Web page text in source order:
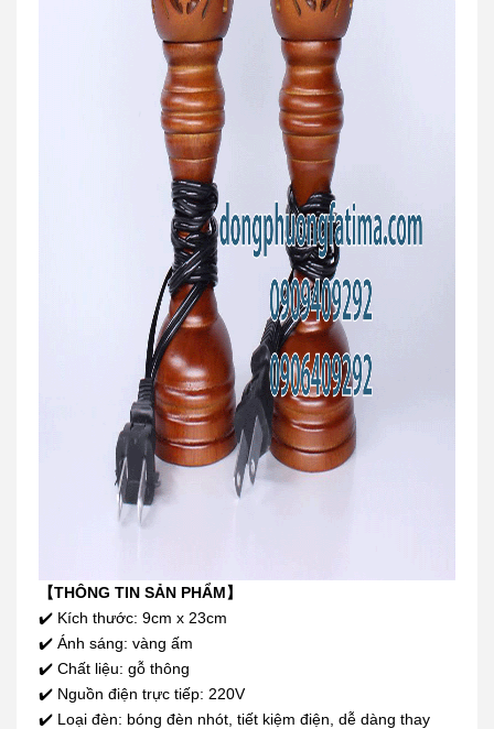
【THÔNG TIN SẢN PHẨM】
✔️ Kích thước: 9cm x 23cm
✔️ Ánh sáng: vàng ấm
✔️ Chất liệu: gỗ thông
✔️ Nguồn điện trực tiếp: 220V
✔️ Loại đèn: bóng đèn nhót, tiết kiệm điện, dễ dàng thay